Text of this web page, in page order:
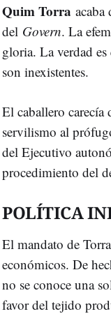
Quim Torra
del Govern. La
gloria. La verdad
son inexistentes.
El caballero
servilismo al
del Ejecutivo
procedimiento del
POLÍTICA
El mandato de
económicos. De
no se conoce una
favor del tejido